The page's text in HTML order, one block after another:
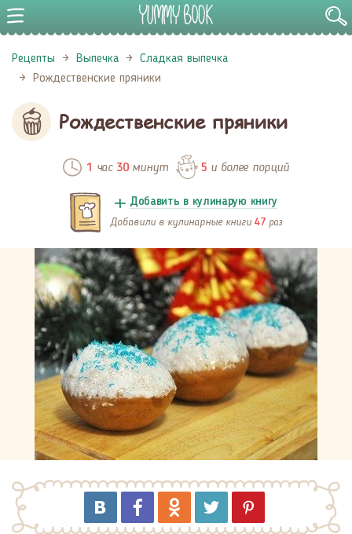
Рецепты Выпечка
Сладкая выпечка
Рождественские пряники
Рождественские пряники
1 час 30минут 5 и более порций
Добавить в кулинарую книгу
Добавили в кулинарные книги 47 раз